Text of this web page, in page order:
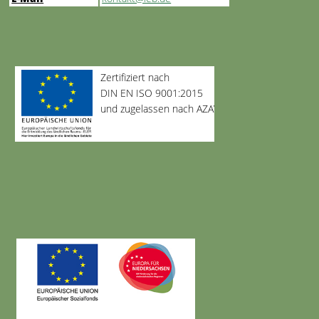
Zertifiziert nach
DIN EN ISO 9001:2015
und zugelassen nach AZAV